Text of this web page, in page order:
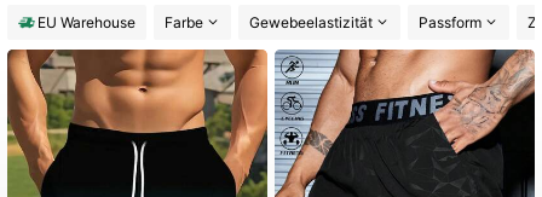
EU Warehouse
Farbe Gewebeelastizität Passform